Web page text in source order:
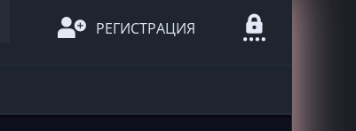
РЕГИСТРАЦИЯ